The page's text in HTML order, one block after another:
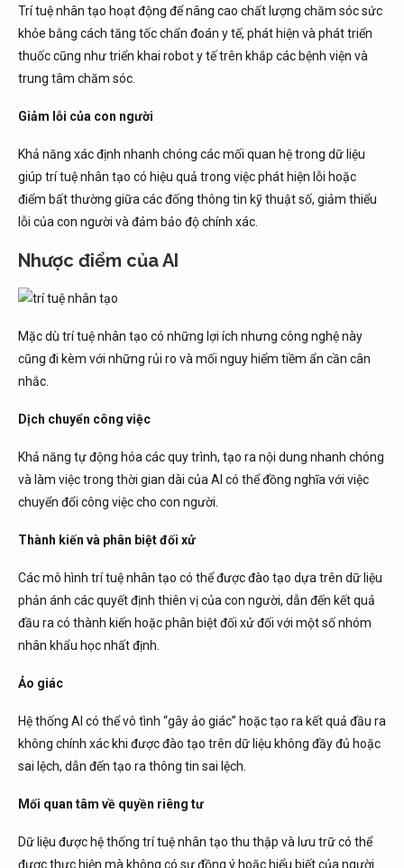
Trí tuệ nhân tạo hoạt động để nâng cao chất lượng chăm sóc sức
khỏe bằng cách tăng tốc chẩn đoán y tế, phát hiện và phát triển
thuốc cũng như triển khai robot y tế trên khắp các bệnh viện và
trung tâm chăm sóc.
Giảm lỗi của con người
Khả năng xác định nhanh chóng các mối quan hệ trong dữ liệu
giúp trí tuệ nhân tạo có hiệu quả trong việc phát hiện lỗi hoặc
điểm bất thường giữa các đống thông tin kỹ thuật số, giảm thiểu
lỗi của con người và đảm bảo độ chính xác.
Nhược điểm của AI
Mặc dù trí tuệ nhân tạo có những lợi ích nhưng công nghệ này
cũng đi kèm với những rủi ro và mối nguy hiểm tiềm ẩn cần cân
nhắc.
Dịch chuyển công việc
Khả năng tự động hóa các quy trình, tạo ra nội dung nhanh chóng
và làm việc trong thời gian dài của AI có thể đồng nghĩa với việc
chuyển đổi công việc cho con người.
Thành kiến ​​và phân biệt đối xử
Các mô hình trí tuệ nhân tạo có thể được đào tạo dựa trên dữ liệu
phản ánh các quyết định thiên vị của con người, dẫn đến kết quả
đầu ra có thành kiến ​​​​hoặc phân biệt đối xử đối với một số nhóm
nhân khẩu học nhất định.
Ảo giác
Hệ thống AI có thể vô tình “gây ảo giác” hoặc tạo ra kết quả đầu ra
không chính xác khi được đào tạo trên dữ liệu không đầy đủ hoặc
sai lệch, dẫn đến tạo ra thông tin sai lệch.
Mối quan tâm về quyền riêng tư
Dữ liệu được hệ thống trí tuệ nhân tạo thu thập và lưu trữ có thể
được thực hiện mà không có sự đồng ý hoặc hiểu biết của người